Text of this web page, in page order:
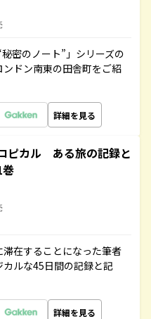
密のノート”」シリーズの
ドン南東の田舎町をご紹
詳細を見る
ピカル ある旅の記録と
在することになった筆者
ルな45日間の記録と記
詳細を見る